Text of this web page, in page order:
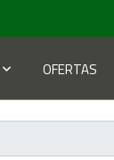
OFERTAS